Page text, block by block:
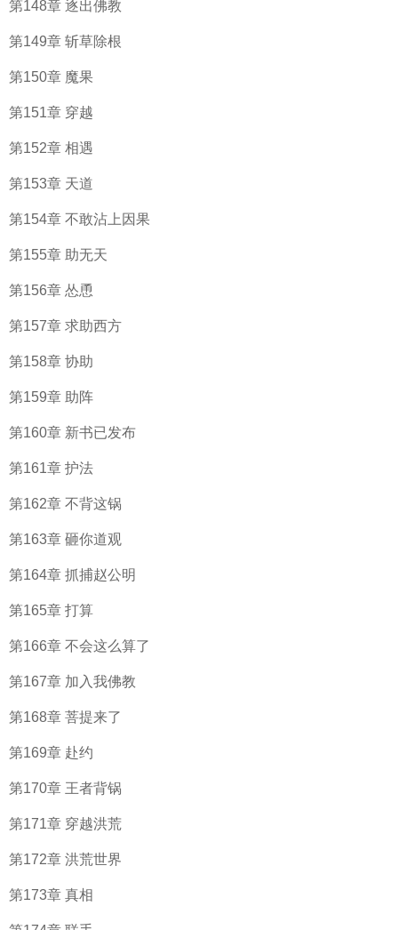
第148章 逐出佛教
第149章 斩草除根
第150章 魔果
第151章 穿越
第152章 相遇
第153章 天道
第154章 不敢沾上因果
第155章 助无天
第156章 怂恿
第157章 求助西方
第158章 协助
第159章 助阵
第160章 新书已发布
第161章 护法
第162章 不背这锅
第163章 砸你道观
第164章 抓捕赵公明
第165章 打算
第166章 不会这么算了
第167章 加入我佛教
第168章 菩提来了
第169章 赴约
第170章 王者背锅
第171章 穿越洪荒
第172章 洪荒世界
第173章 真相